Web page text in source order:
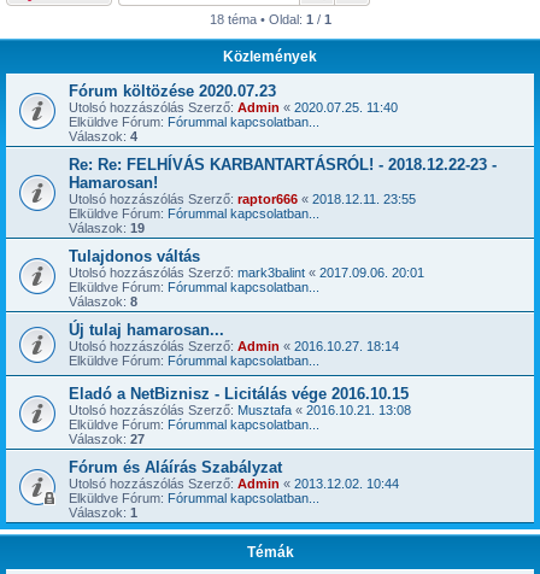
18 téma • Oldal: 1 / 1
Közlemények
Fórum költözése 2020.07.23
Utolsó hozzászólás Szerző: Admin « 2020.07.25. 11:40
Elküldve Fórum: Fórummal kapcsolatban...
Válaszok: 4
Re: Re: FELHÍVÁS KARBANTARTÁSRÓL! - 2018.12.22-23 -
Hamarosan!
Utolsó hozzászólás Szerző: raptor666 « 2018.12.11. 23:55
Elküldve Fórum: Fórummal kapcsolatban...
Válaszok: 19
Tulajdonos váltás
Utolsó hozzászólás Szerző: mark3balint « 2017.09.06. 20:01
Elküldve Fórum: Fórummal kapcsolatban...
Válaszok: 8
Új tulaj hamarosan...
Utolsó hozzászólás Szerző: Admin « 2016.10.27. 18:14
Elküldve Fórum: Fórummal kapcsolatban...
Eladó a NetBiznisz - Licitálás vége 2016.10.15
Utolsó hozzászólás Szerző: Musztafa « 2016.10.21. 13:08
Elküldve Fórum: Fórummal kapcsolatban...
Válaszok: 27
Fórum és Aláírás Szabályzat
Utolsó hozzászólás Szerző: Admin « 2013.12.02. 10:44
Elküldve Fórum: Fórummal kapcsolatban...
Válaszok: 1
Témák